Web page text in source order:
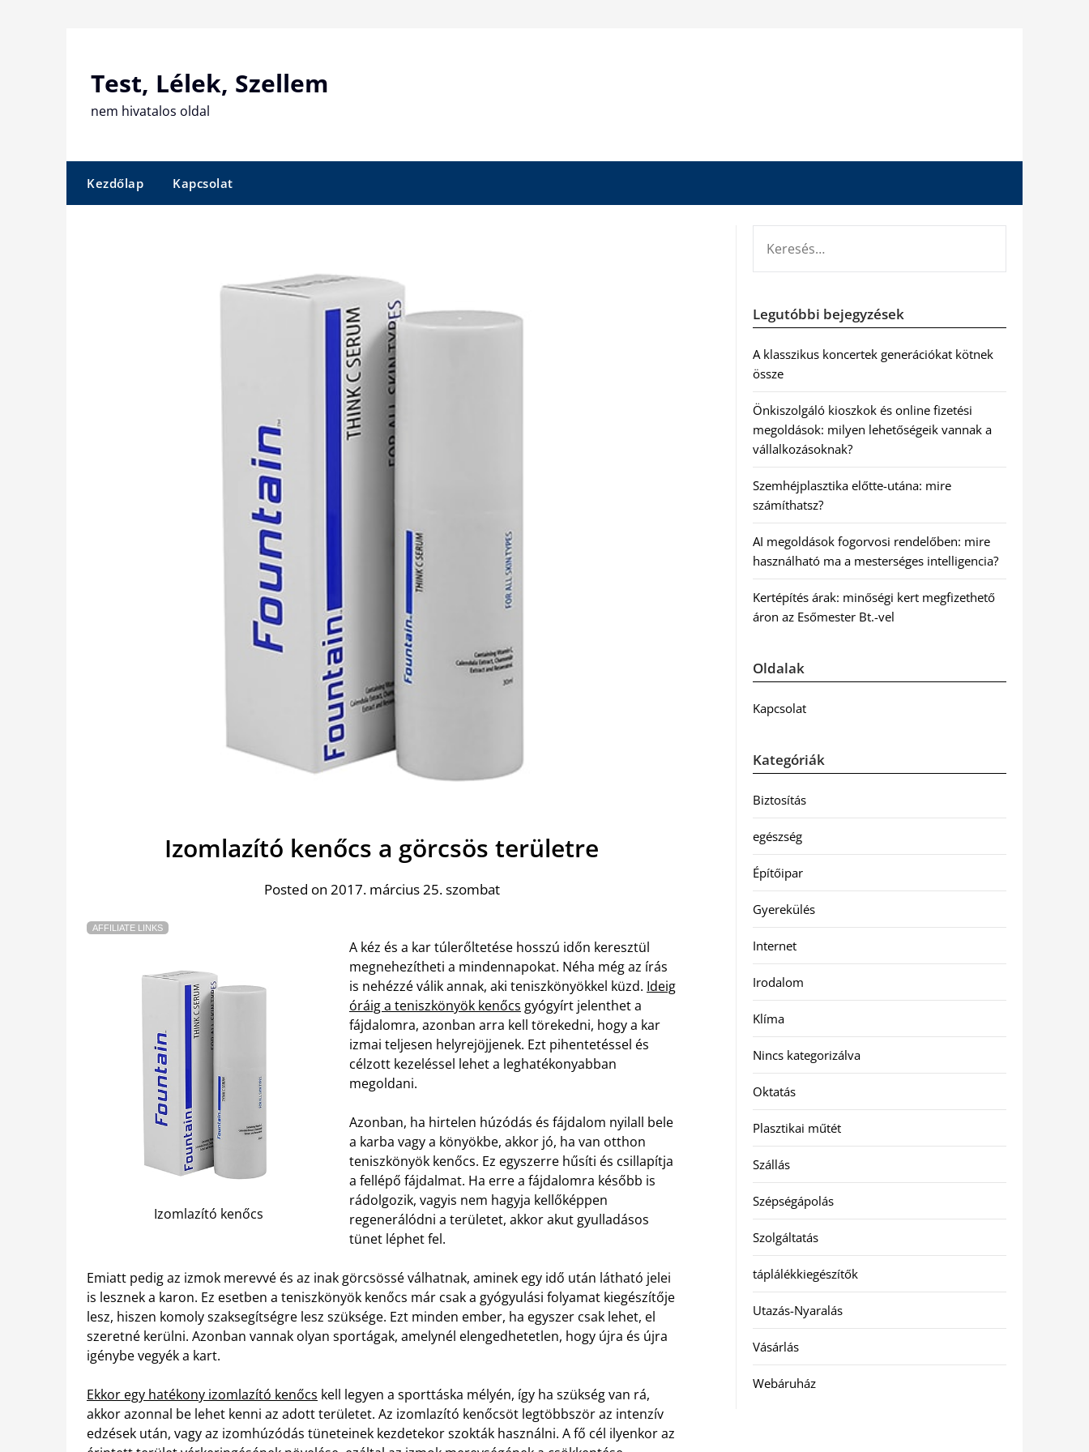
Test, Lélek, Szellem
nem hivatalos oldal
Kezdőlap Kapcsolat
Izomlazító kenőcs a görcsös területre
Posted on 2017. március 25. szombat
AFFILIATE LINKS
Izomlazító kenőcs
A kéz és a kar túlerőltetése hosszú időn keresztül
megnehezítheti a mindennapokat. Néha még az írás
is nehézzé válik annak, aki teniszkönyökkel küzd. Ideig
óráig a teniszkönyök kenőcs gyógyírt jelenthet a
fájdalomra, azonban arra kell törekedni, hogy a kar
izmai teljesen helyrejöjjenek. Ezt pihentetéssel és
célzott kezeléssel lehet a leghatékonyabban
megoldani.
Azonban, ha hirtelen húzódás és fájdalom nyilall bele
a karba vagy a könyökbe, akkor jó, ha van otthon
teniszkönyök kenőcs. Ez egyszerre hűsíti és csillapítja
a fellépő fájdalmat. Ha erre a fájdalomra később is
rádolgozik, vagyis nem hagyja kellőképpen
regenerálódni a területet, akkor akut gyulladásos
tünet léphet fel.
Emiatt pedig az izmok merevvé és az inak görcsössé válhatnak, aminek egy idő után látható jelei
is lesznek a karon. Ez esetben a teniszkönyök kenőcs már csak a gyógyulási folyamat kiegészítője
lesz, hiszen komoly szaksegítségre lesz szüksége. Ezt minden ember, ha egyszer csak lehet, el
szeretné kerülni. Azonban vannak olyan sportágak, amelynél elengedhetetlen, hogy újra és újra
igénybe vegyék a kart.
Ekkor egy hatékony izomlazító kenőcs kell legyen a sporttáska mélyén, így ha szükség van rá,
akkor azonnal be lehet kenni az adott területet. Az izomlazító kenőcsöt legtöbbször az intenzív
edzések után, vagy az izomhúzódás tüneteinek kezdetekor szokták használni. A fő cél ilyenkor az
Legutóbbi bejegyzések
A klasszikus koncertek generációkat kötnek
össze
Önkiszolgáló kioszkok és online fizetési
megoldások: milyen lehetőségeik vannak a
vállalkozásoknak?
Szemhéjplasztika előtte-utána: mire
számíthatsz?
AI megoldások fogorvosi rendelőben: mire
használható ma a mesterséges intelligencia?
Kertépítés árak: minőségi kert megfizethető
áron az Esőmester Bt.-vel
Oldalak
Kapcsolat
Kategóriák
Biztosítás
egészség
Építőipar
Gyerekülés
Internet
Irodalom
Klíma
Nincs kategorizálva
Oktatás
Plasztikai műtét
Szállás
Szépségápolás
Szolgáltatás
táplálékkiegészítők
Utazás-Nyaralás
Vásárlás
Webáruház